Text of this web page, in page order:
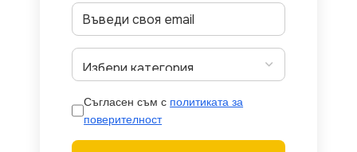
Съгласен съм с политиката за
поверителност